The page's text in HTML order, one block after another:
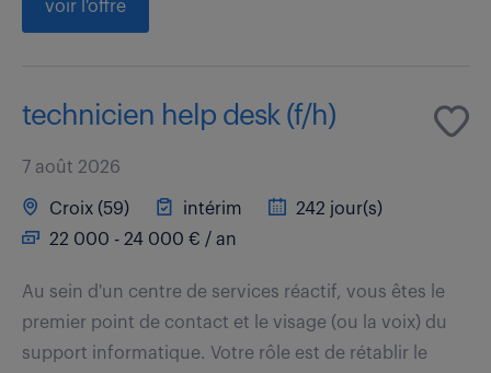
voir l'offre
technicien help desk (f/h)
7 août 2026
Croix (59) intérim
242 jour(s)
22 000 - 24 000 € / an
Au sein d'un centre de services réactif, vous êtes le
premier point de contact et le visage (ou la voix) du
support informatique. Votre rôle est de rétablir le